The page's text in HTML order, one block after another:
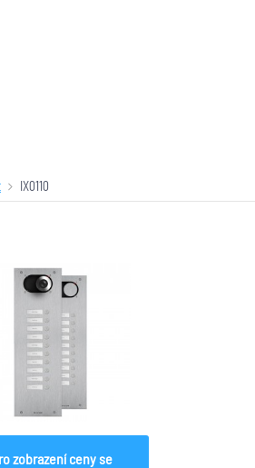
IX0110
zobrazení ceny se